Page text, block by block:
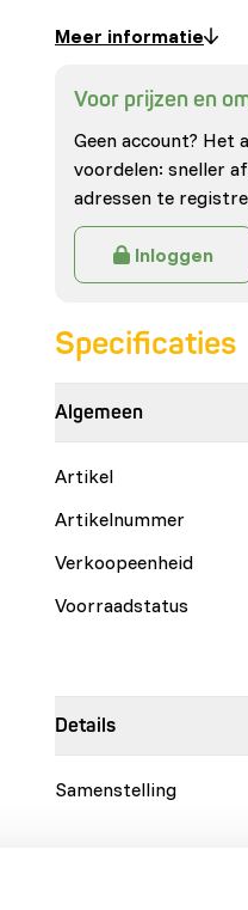
Meer informatie
Voor prijzen en
Geen account? Het
voordelen: sneller
adressen te
Inloggen
Specificaties
Algemeen
Artikel
Artikelnummer
Verkoopeenheid
Voorraadstatus
Details
Samenstelling